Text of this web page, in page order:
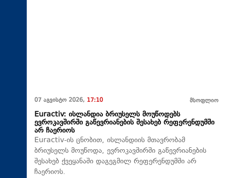
07 აგვისტო 2026, 17:10 მსოფლიო
Euractiv: ისლანდია ბრიუსელს მოუწოდებს
ევროკავშირში გაწევრიანების შესახებ რეფერენდუმში
არ ჩაერიოს
Euractiv-ის ცნობით, ისლანდიის მთავრობამ
ბრიუსელს მოუწოდა, ევროკავშირში გაწევრიანების
შესახებ ქვეყანაში დაგეგმილ რეფერენდუმში არ
ჩაერიოს.